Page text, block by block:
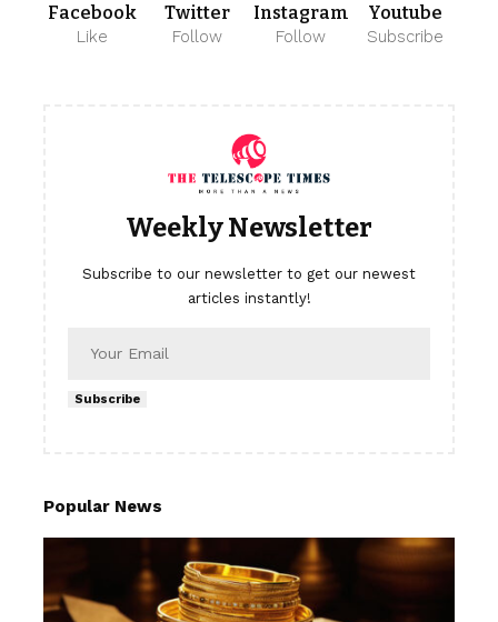
Facebook
Like
Twitter
Follow
Instagram
Follow
Youtube
Subscribe
Weekly Newsletter
Subscribe to our newsletter to get our newest
articles instantly!
Subscribe
Popular News